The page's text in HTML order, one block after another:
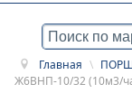
Главная \
Ж6ВНП-10/32 (10м3/